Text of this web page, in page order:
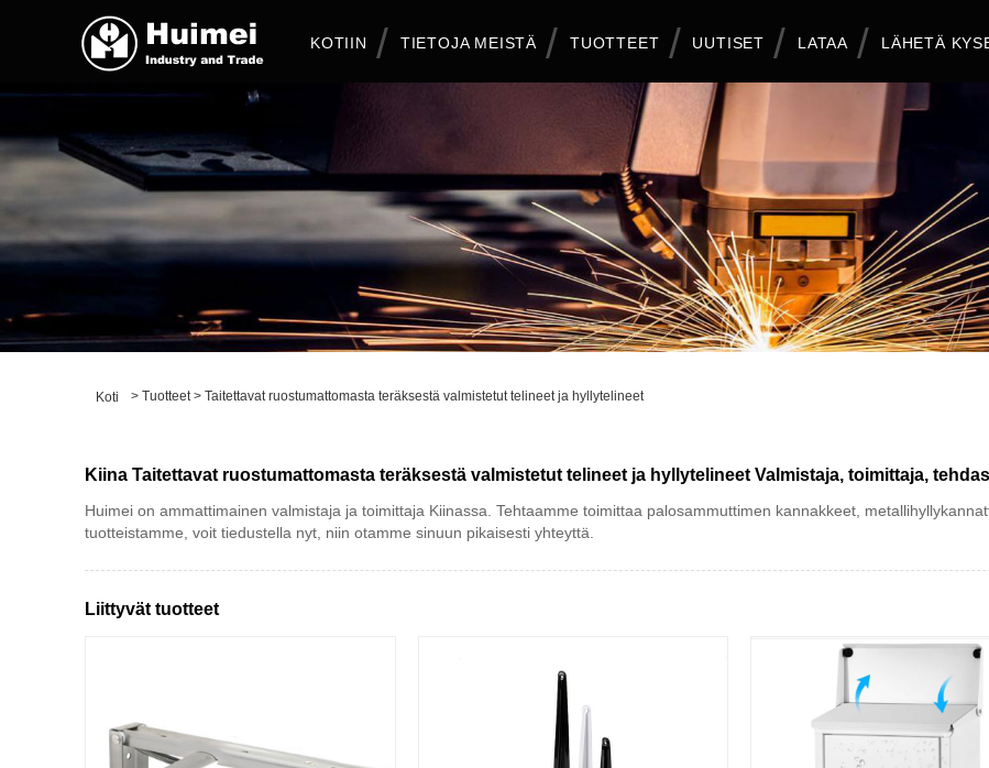
KOTIIN TIETOJA MEISTÄ TUOTTEET UUTISET LATAA LÄHETÄ
Koti > Tuotteet > Taitettavat ruostumattomasta teräksestä valmistetut telineet ja hyllytelineet
Kiina Taitettavat ruostumattomasta teräksestä valmistetut telineet ja hyllytelineet Valmistaja, toimittaja, tehdas
Huimei on ammattimainen valmistaja ja toimittaja Kiinassa. Tehtaamme toimittaa palosammuttimen kannakkeet,
tuotteistamme, voit tiedustella nyt, niin otamme sinuun pikaisesti yhteyttä.
Liittyvät tuotteet